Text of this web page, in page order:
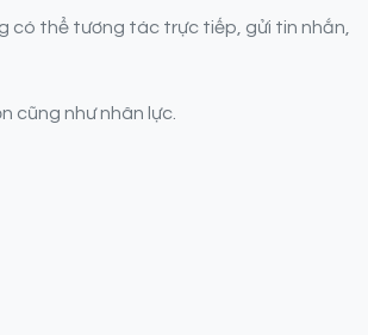
có thể tương tác trực tiếp, gửi tin nhắn,
cũng như nhân lực.